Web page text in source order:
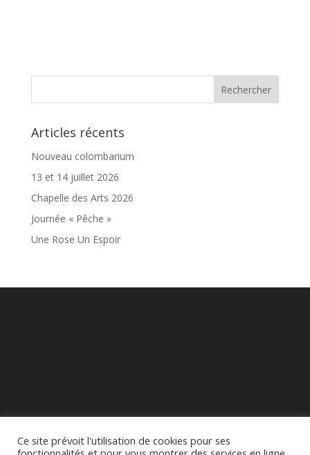
Articles récents
Nouveau colombarium
13 et 14 juillet 2026
Chapelle des Arts 2026
Journée « Pêche »
Une Rose Un Espoir
Ce site prévoit l'utilisation de cookies pour ses